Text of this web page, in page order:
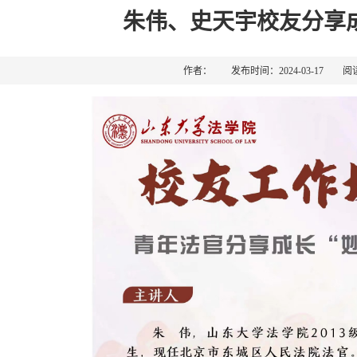
朱伟、史天宇校友分享
作者： 发布时间：2024-03-17 阅